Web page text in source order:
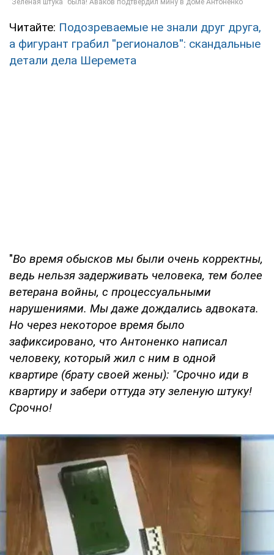
Читайте: Подозреваемые не знали друг друга,
а фигурант грабил ''регионалов'': скандальные
детали дела Шеремета
"Во время обысков мы были очень корректны,
ведь нельзя задерживать человека, тем более
ветерана войны, с процессуальными
нарушениями. Мы даже дождались адвоката.
Но через некоторое время было
зафиксировано, что Антоненко написал
человеку, который жил с ним в одной
квартире (брату своей жены): "Срочно иди в
квартиру и забери оттуда эту зеленую штуку!
Срочно!